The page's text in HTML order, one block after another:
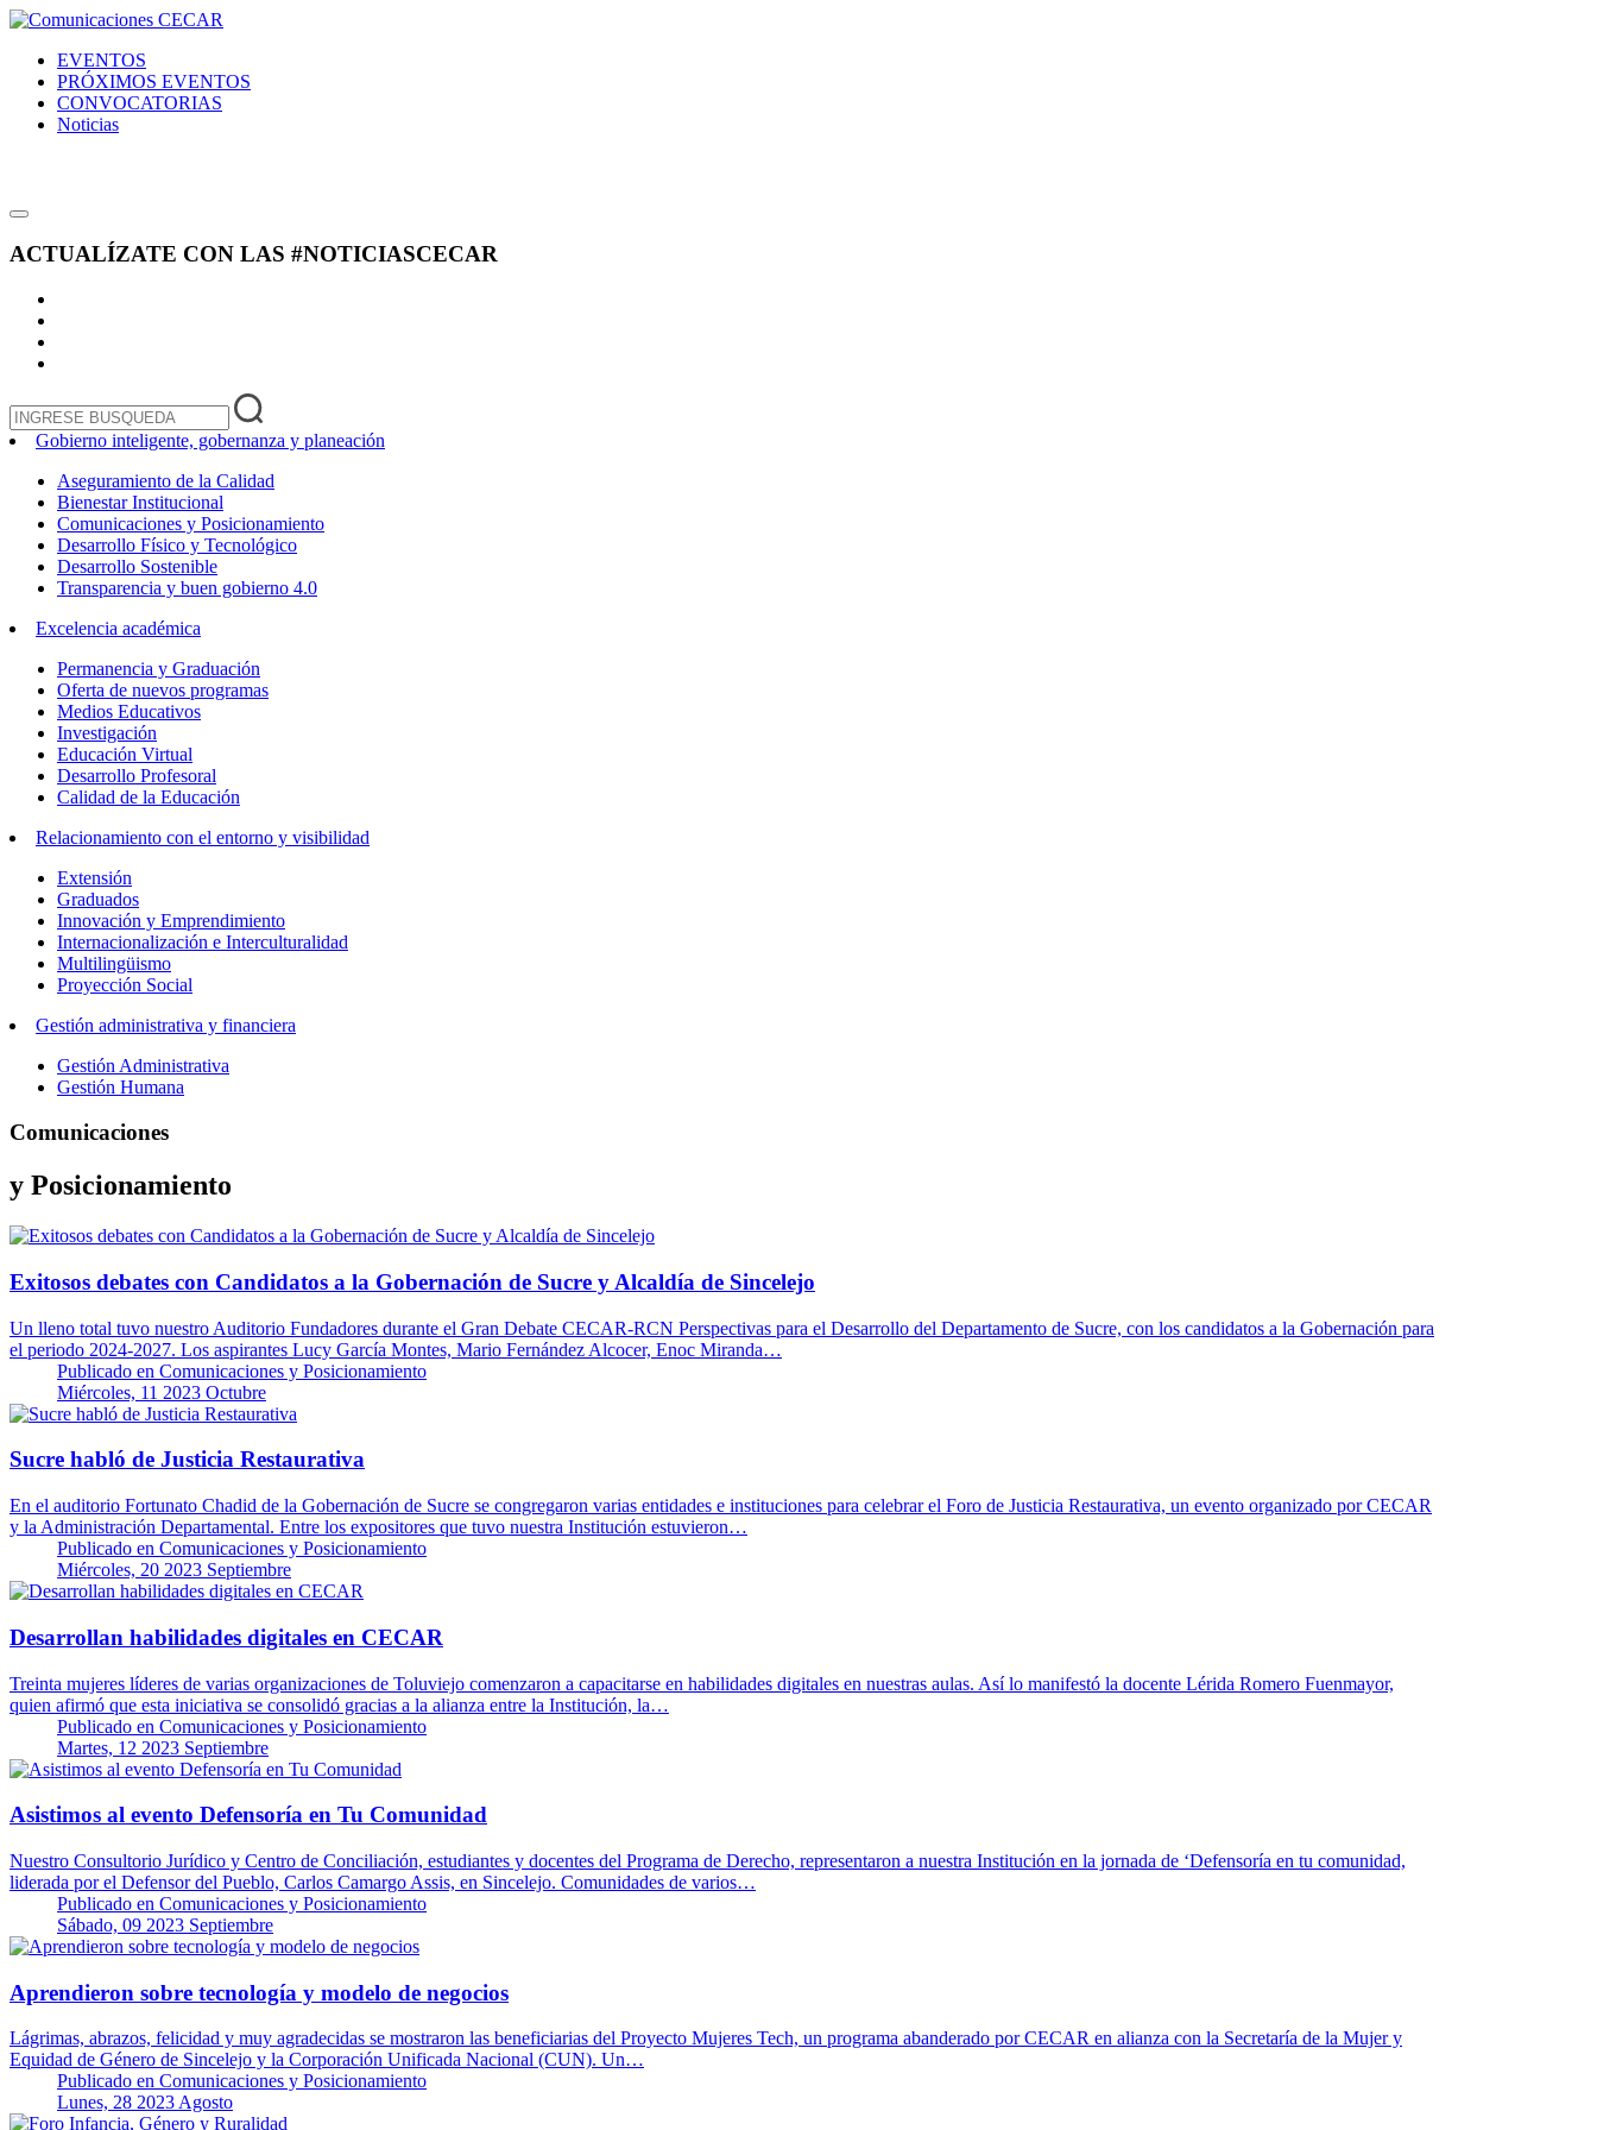
EVENTOS
PRÓXIMOS EVENTOS
CONVOCATORIAS
Noticias
ACTUALÍZATE CON LAS #NOTICIASCECAR
Gobierno inteligente, gobernanza y planeación
Aseguramiento de la Calidad
Bienestar Institucional
Comunicaciones y Posicionamiento
Desarrollo Físico y Tecnológico
Desarrollo Sostenible
Transparencia y buen gobierno 4.0
Excelencia académica
Permanencia y Graduación
Oferta de nuevos programas
Medios Educativos
Investigación
Educación Virtual
Desarrollo Profesoral
Calidad de la Educación
Relacionamiento con el entorno y visibilidad
Extensión
Graduados
Innovación y Emprendimiento
Internacionalización e Interculturalidad
Multilingüismo
Proyección Social
Gestión administrativa y financiera
Gestión Administrativa
Gestión Humana
Comunicaciones
y Posicionamiento
Exitosos debates con Candidatos a la Gobernación de Sucre y Alcaldía de Sincelejo
Un lleno total tuvo nuestro Auditorio Fundadores durante el Gran Debate CECAR-RCN Perspectivas para el Desarrollo del Departamento de Sucre, con los candidatos a la Gobernación para
el periodo 2024-2027. Los aspirantes Lucy García Montes, Mario Fernández Alcocer, Enoc Miranda…
Publicado en Comunicaciones y Posicionamiento
Miércoles, 11 2023 Octubre
Sucre habló de Justicia Restaurativa
En el auditorio Fortunato Chadid de la Gobernación de Sucre se congregaron varias entidades e instituciones para celebrar el Foro de Justicia Restaurativa, un evento organizado por CECAR
y la Administración Departamental. Entre los expositores que tuvo nuestra Institución estuvieron…
Publicado en Comunicaciones y Posicionamiento
Miércoles, 20 2023 Septiembre
Desarrollan habilidades digitales en CECAR
Treinta mujeres líderes de varias organizaciones de Toluviejo comenzaron a capacitarse en habilidades digitales en nuestras aulas. Así lo manifestó la docente Lérida Romero Fuenmayor,
quien afirmó que esta iniciativa se consolidó gracias a la alianza entre la Institución, la…
Publicado en Comunicaciones y Posicionamiento
Martes, 12 2023 Septiembre
Asistimos al evento Defensoría en Tu Comunidad
Nuestro Consultorio Jurídico y Centro de Conciliación, estudiantes y docentes del Programa de Derecho, representaron a nuestra Institución en la jornada de ‘Defensoría en tu comunidad,
liderada por el Defensor del Pueblo, Carlos Camargo Assis, en Sincelejo. Comunidades de varios…
Publicado en Comunicaciones y Posicionamiento
Sábado, 09 2023 Septiembre
Aprendieron sobre tecnología y modelo de negocios
Lágrimas, abrazos, felicidad y muy agradecidas se mostraron las beneficiarias del Proyecto Mujeres Tech, un programa abanderado por CECAR en alianza con la Secretaría de la Mujer y
Equidad de Género de Sincelejo y la Corporación Unificada Nacional (CUN). Un…
Publicado en Comunicaciones y Posicionamiento
Lunes, 28 2023 Agosto